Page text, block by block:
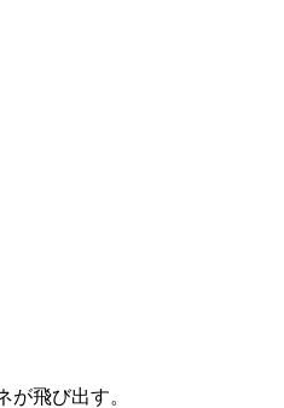
が飛び出す。